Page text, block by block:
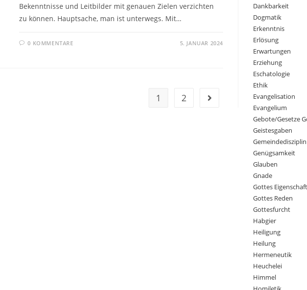
Bekenntnisse und Leitbilder mit genauen Zielen verzichten
zu können. Hauptsache, man ist unterwegs. Mit…
0 KOMMENTARE 5. JANUAR 2024
1 2
Dankbarkeit
Dogmatik
Erkenntnis
Erlösung
Erwartungen
Erziehung
Eschatologie
Ethik
Evangelisation
Evangelium
Gebote/Gesetze
Geistesgaben
Gemeindedisziplin
Genügsamkeit
Glauben
Gnade
Gottes
Gottes Reden
Gottesfurcht
Habgier
Heiligung
Heilung
Hermeneutik
Heuchelei
Himmel